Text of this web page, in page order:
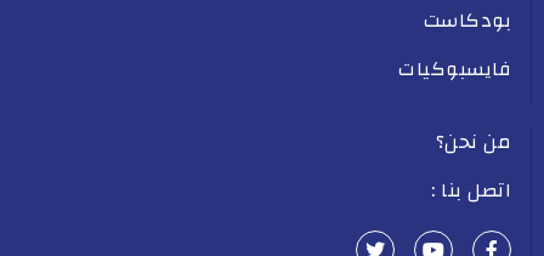
بودكاست
فايسبوكيات
من نحن؟
اتصل بنا :